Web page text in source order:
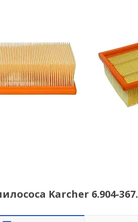
Karcher 6.904-